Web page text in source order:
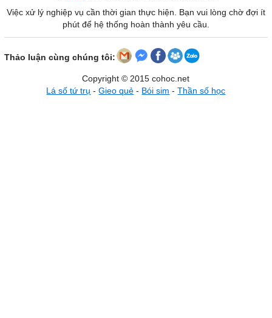
Việc xử lý nghiệp vụ cần thời gian thực hiện. Bạn vui lòng chờ đợi ít
phút để hệ thống hoàn thành yêu cầu.
Thảo luận cùng chúng tôi:
Copyright © 2015 cohoc.net
Lá số tứ trụ -Gieo quẻ - Bói sim -Thần số học